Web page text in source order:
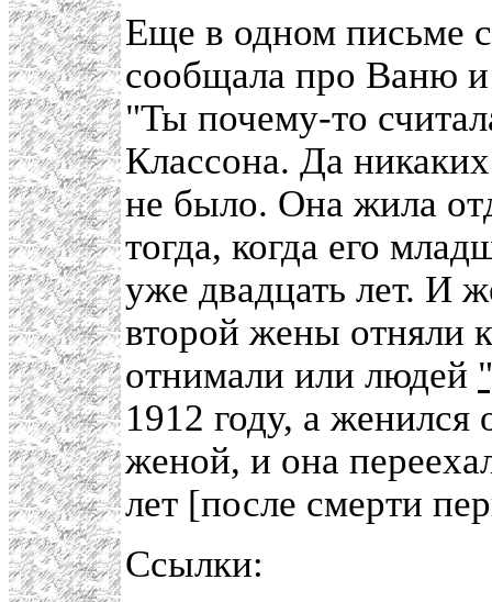
Еще в одном письме
сообщала про Ваню
"Ты почему-то
Классона. Да
не было. Она жила
тогда, когда его
уже двадцать лет. И
второй жены отняли
отнимали или людей
1912 году, а женился
женой, и она
лет [после смерти
Ссылки: